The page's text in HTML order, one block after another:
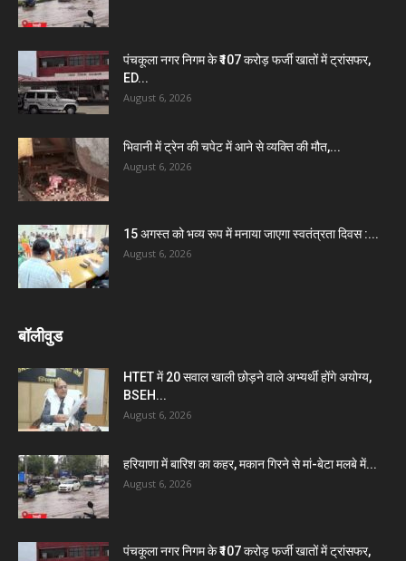
पंचकूला नगर निगम के ₹107 करोड़ फर्जी खातों में ट्रांसफर,
ED...
August 6, 2026
भिवानी में ट्रेन की चपेट में आने से व्यक्ति की मौत,...
August 6, 2026
15 अगस्त को भव्य रूप में मनाया जाएगा स्वतंत्रता दिवस :...
August 6, 2026
बॉलीवुड
HTET में 20 सवाल खाली छोड़ने वाले अभ्यर्थी होंगे अयोग्य,
BSEH...
August 6, 2026
हरियाणा में बारिश का कहर, मकान गिरने से मां-बेटा मलबे में...
August 6, 2026
पंचकूला नगर निगम के ₹107 करोड़ फर्जी खातों में ट्रांसफर,